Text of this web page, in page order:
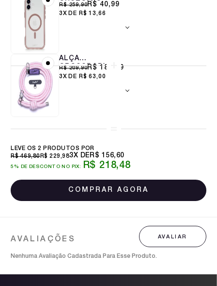
CUSTOMIC
PARA IPHONE 16
R$ 259,90R$ 40,99
3X R$ 13,66
ALÇA
CROSSBODY
8MM COTTON
R$ 209,90R$ 188,99
3X R$ 63,00
LEVE OS 2 PRODUTOS
R$ 469,80R$ 229,98
5% DE DESCONTO NO PIX: R$ 218,48
3X R$ 156,60
Nenhuma Avaliação Cadastrada Para Esse Produto.